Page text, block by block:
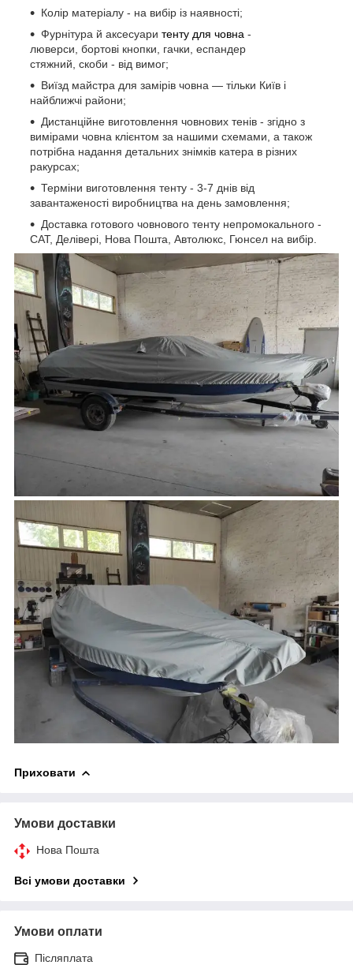
Колір матеріалу - на вибір із наявності;
Фурнітура й аксесуари тенту для човна -
люверси, бортові кнопки, гачки, еспандер
стяжний, скоби - від вимог;
Виїзд майстра для замірів човна — тільки Київ і
найближчі райони;
Дистанційне виготовлення човнових тенів - згідно з
вимірами човна клієнтом за нашими схемами, а також
потрібна надання детальних знімків катера в різних
ракурсах;
Терміни виготовлення тенту - 3-7 днів від
завантаженості виробництва на день замовлення;
Доставка готового човнового тенту непромокального -
САТ, Делівері, Нова Пошта, Автолюкс, Гюнсел на вибір.
Приховати
Умови доставки
Нова Пошта
Всі умови доставки
Умови оплати
Післяплата